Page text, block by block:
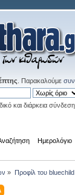
. Παρακαλούμε
και διάρκεια
Ημερολόγιο
» Προφίλ του bluechild